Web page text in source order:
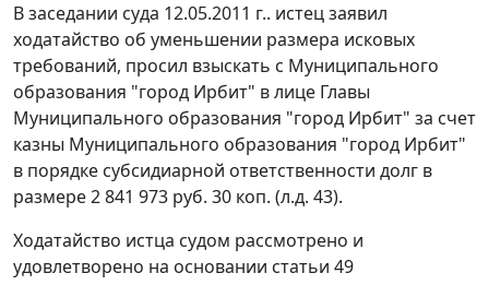
В заседании суда 12.05.2011 г.. истец заявил
ходатайство об уменьшении размера исковых
требований, просил взыскать с Муниципального
образования "город Ирбит" в лице Главы
Муниципального образования "город Ирбит" за счет
казны Муниципального образования "город Ирбит"
в порядке субсидиарной ответственности долг в
размере 2 841 973 руб. 30 коп. (л.д. 43).
Ходатайство истца судом рассмотрено и
удовлетворено на основании статьи 49